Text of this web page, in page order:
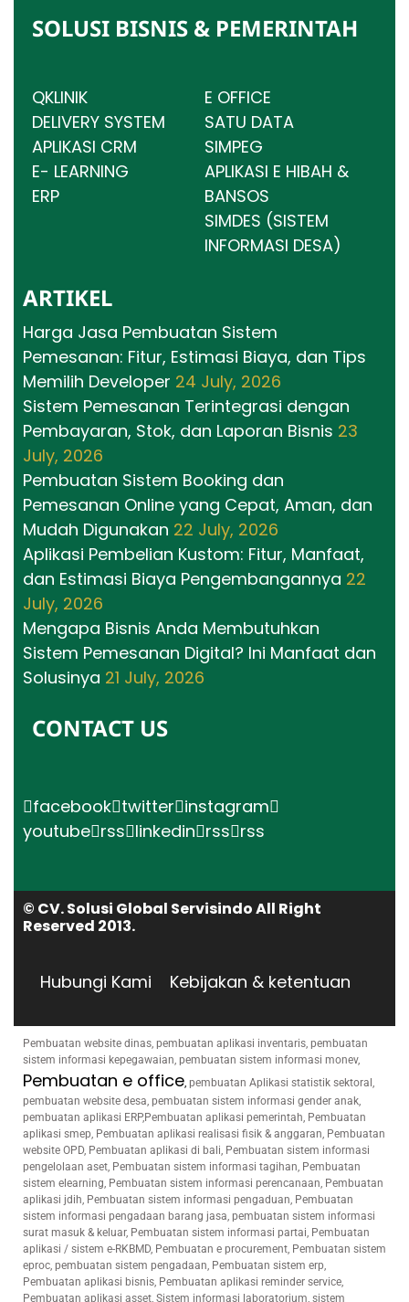
SOLUSI BISNIS & PEMERINTAH
QKLINIK
DELIVERY SYSTEM
APLIKASI CRM
E- LEARNING
ERP
E OFFICE
SATU DATA
SIMPEG
APLIKASI E HIBAH &
BANSOS
SIMDES (SISTEM
INFORMASI DESA)
ARTIKEL
Harga Jasa Pembuatan Sistem
Pemesanan: Fitur, Estimasi Biaya, dan Tips
Memilih Developer 24 July, 2026
Sistem Pemesanan Terintegrasi dengan
Pembayaran, Stok, dan Laporan Bisnis 23
July, 2026
Pembuatan Sistem Booking dan
Pemesanan Online yang Cepat, Aman, dan
Mudah Digunakan 22 July, 2026
Aplikasi Pembelian Kustom: Fitur, Manfaat,
dan Estimasi Biaya Pengembangannya 22
July, 2026
Mengapa Bisnis Anda Membutuhkan
Sistem Pemesanan Digital? Ini Manfaat dan
Solusinya 21 July, 2026
CONTACT US
facebook twitter instagram
youtube rss linkedin rss rss
© CV. Solusi Global Servisindo All Right
Reserved 2013.
Hubungi Kami Kebijakan & ketentuan
Pembuatan website dinas, pembuatan aplikasi inventaris, pembuatan
sistem informasi kepegawaian, pembuatan sistem informasi monev,
Pembuatan e office, pembuatan Aplikasi statistik sektoral,
pembuatan website desa, pembuatan sistem informasi gender anak,
pembuatan aplikasi ERP,Pembuatan aplikasi pemerintah, Pembuatan
aplikasi smep, Pembuatan aplikasi realisasi fisik & anggaran, Pembuatan
website OPD, Pembuatan aplikasi di bali, Pembuatan sistem informasi
pengelolaan aset, Pembuatan sistem informasi tagihan, Pembuatan
sistem elearning, Pembuatan sistem informasi perencanaan, Pembuatan
aplikasi jdih, Pembuatan sistem informasi pengaduan, Pembuatan
sistem informasi pengadaan barang jasa, pembuatan sistem informasi
surat masuk & keluar, Pembuatan sistem informasi partai, Pembuatan
aplikasi / sistem e-RKBMD, Pembuatan e procurement, Pembuatan sistem
eproc, pembuatan sistem pengadaan, Pembuatan sistem erp,
Pembuatan aplikasi bisnis, Pembuatan aplikasi reminder service,
Pembuatan aplikasi asset, Sistem informasi laboratorium, sistem